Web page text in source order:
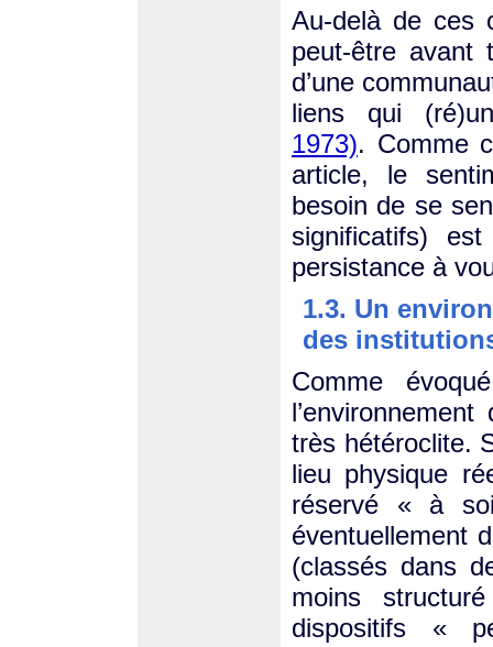
Au-delà de ces
peut-être avant
d’une
liens qui
1973). Comme
article, le
besoin de se
significatifs)
persistance à
1.3. Un
des
Comme
très hétéroclite.
lieu physique
réservé « à
éventuellement
(classés dans
moins
dispositifs «